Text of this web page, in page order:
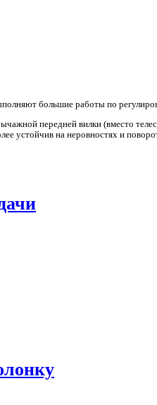
большие работы по
передней вилки (вместо
устойчив на неровностях и